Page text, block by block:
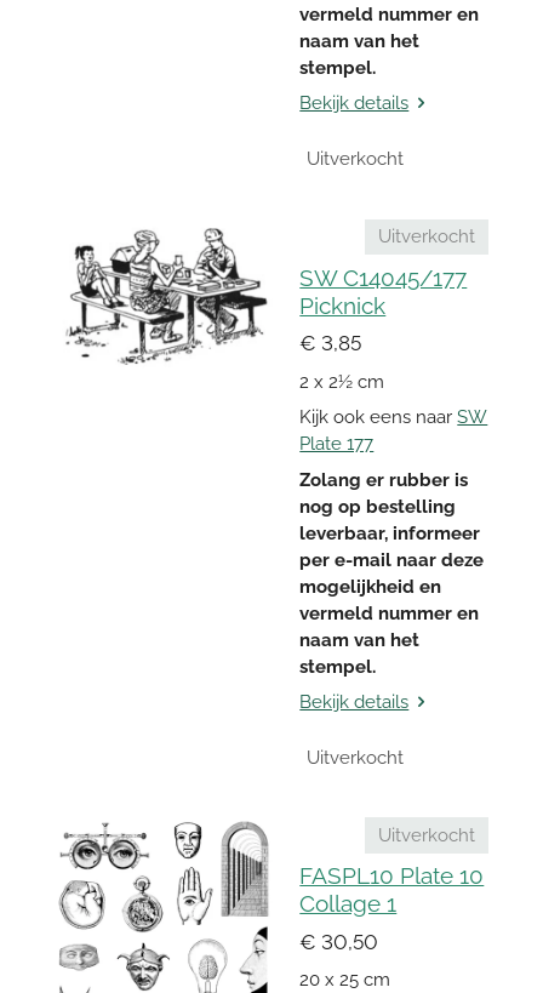
vermeld nummer en
naam van het
stempel.
Bekijk details
Uitverkocht
Uitverkocht
SW C14045/177
Picknick
€ 3,85
2 x 2½ cm
Kijk ook eens naarSW
Plate 177
Zolang er rubber is
nog op bestelling
leverbaar, informeer
per e-mail naar deze
mogelijkheid en
vermeld nummer en
naam van het
stempel.
Bekijk details
Uitverkocht
Uitverkocht
FASPL10 Plate 10
Collage 1
€ 30,50
20 x 25 cm